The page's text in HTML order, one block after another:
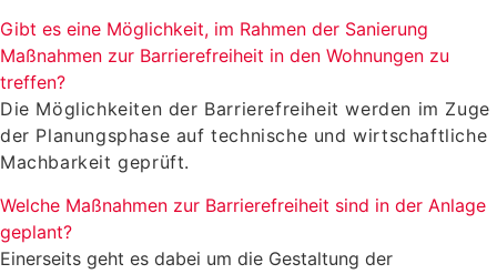
Gibt es eine Möglichkeit, im Rahmen der Sanierung
Maßnahmen zur Barrierefreiheit in den Wohnungen zu
treffen?
Die Möglichkeiten der Barrierefreiheit werden im Zuge
der Planungsphase auf technische und wirtschaftliche
Machbarkeit geprüft.
Welche Maßnahmen zur Barrierefreiheit sind in der Anlage
geplant?
Einerseits geht es dabei um die Gestaltung der